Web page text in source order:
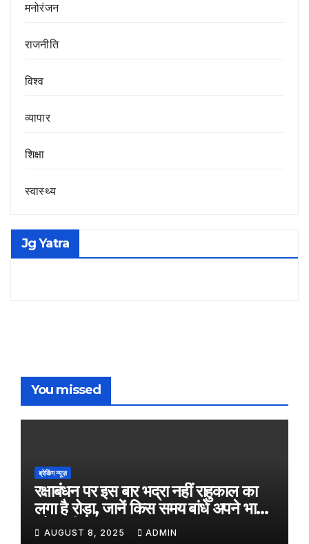
मनोरंजन
राजनीति
विश्व
व्यापार
शिक्षा
स्वास्थ्य
Jg Yatra
You missed
ब्रेकिंग न्यूज़
रक्षाबंधन पर इस बार भद्रा नहीं राहुकाल का
लगा है रोड़ा, जानें किस समय बांधे अपने भाई
को राखी
AUGUST 8, 2025 ADMIN